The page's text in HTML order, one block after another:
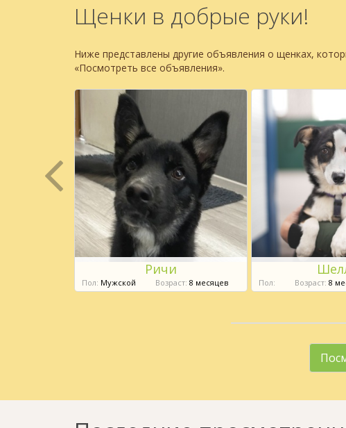
Щенки в добрые руки!
Ниже представлены другие объявления о щенках,
«Посмотреть все объявления».
Ричи
Пол: Мужской Возраст: 8 месяцев Пол: Возраст: 8